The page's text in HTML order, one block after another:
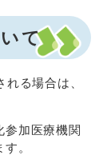
て
る場合は、
参加医療機関
。